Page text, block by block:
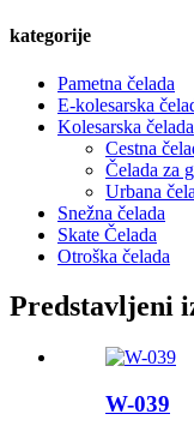
kategorije
Pametna čelada
E-kolesarska
Kolesarska čelada
Cestna
Čelada za
Urbana
Snežna čelada
Skate Čelada
Otroška čelada
Predstavljeni
W-039